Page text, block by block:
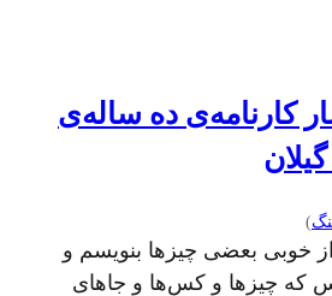
بنا به دلایلی در هر دو این‌ها…
کارنامه‌ی ده‌ ساله‌ی
)
خوبی بعضی چیزها بنویسم و
که چیزها و کس‌ها و جاهای